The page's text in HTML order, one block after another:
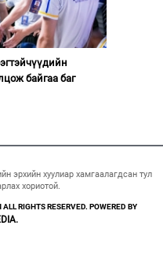
байгаа баг
эрхийн хуулиар хамгаалагдсан тул
хориотой.
RIGHTS RESERVED. POWERED BY